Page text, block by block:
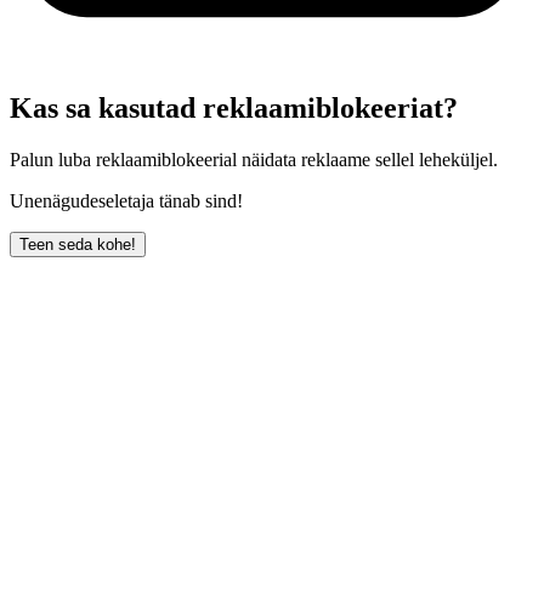
Kas sa kasutad reklaamiblokeeriat?
Palun luba reklaamiblokeerial näidata reklaame sellel leheküljel.
Unenägudeseletaja tänab sind!
Teen seda kohe!